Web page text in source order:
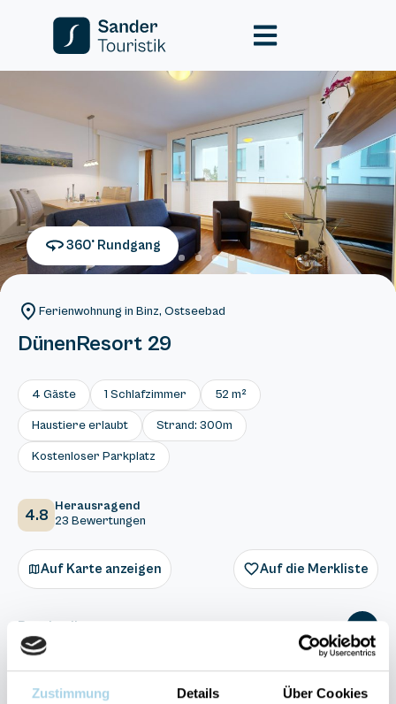
Zustimmung Details Über Cookies
360° Rundgang
Ferienwohnung in Binz, Ostseebad
DünenResort 29
4 Gäste 1 Schlafzimmer 52 m²
Haustiere erlaubt Strand: 300m
Kostenloser Parkplatz
4.8 Herausragend
23 Bewertungen
Auf Karte anzeigen Auf die Merkliste
Beschreibung
Ausstattung